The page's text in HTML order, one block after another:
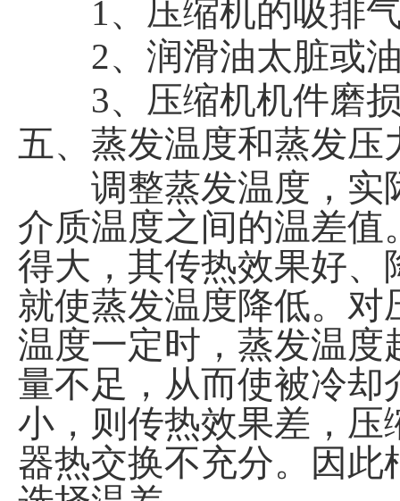
1、压缩机的吸排气
2、润滑油太脏或油
3、压缩机机件磨损
五、蒸发温度和蒸发压
调整蒸发温度，实
介质温度之间的温差
得大，其传热效果好
就使蒸发温度降低。
温度一定时，蒸发温
量不足，从而使被冷
小，则传热效果差，
器热交换不充分。因